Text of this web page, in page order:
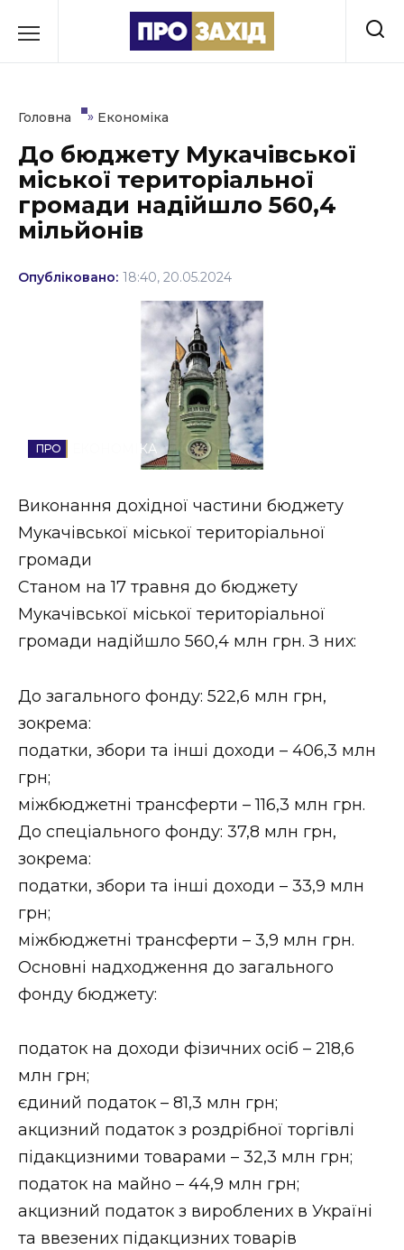
до
Культура
Освіта
Втрачений Ужгород
Втрачений Ужгород (відеоверсія)
ЗАКАРПАТСЬКІ НОВИНИ
ФОТО
ВІДЕО
Головна » Економіка
До бюджету Мукачівської
міської територіальної
громади надійшло 560,4
мільйонів
Опубліковано: 18:40, 20.05.2024
ЕКОНОМІКА
Виконання дохідної частини бюджету
Мукачівської міської територіальної
громади
Станом на 17 травня до бюджету
Мукачівської міської територіальної
громади надійшло 560,4 млн грн. З них:
До загального фонду: 522,6 млн грн,
зокрема:
податки, збори та інші доходи – 406,3 млн
грн;
міжбюджетні трансферти – 116,3 млн грн.
До спеціального фонду: 37,8 млн грн,
зокрема:
податки, збори та інші доходи – 33,9 млн
грн;
міжбюджетні трансферти – 3,9 млн грн.
Основні надходження до загального
фонду бюджету:
податок на доходи фізичних осіб – 218,6
млн грн;
єдиний податок – 81,3 млн грн;
акцизний податок з роздрібної торгівлі
підакцизними товарами – 32,3 млн грн;
податок на майно – 44,9 млн грн;
акцизний податок з вироблених в Україні
та ввезених підакцизних товарів